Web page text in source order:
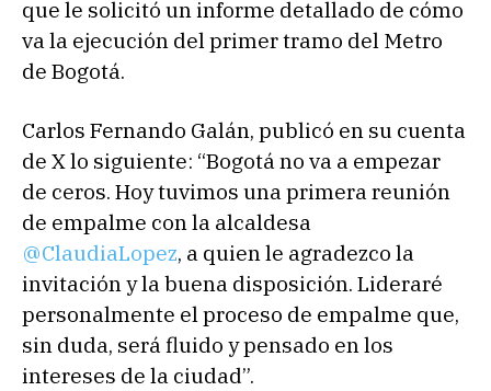
que le solicitó un informe detallado de cómo
va la ejecución del primer tramo del Metro
de Bogotá.
Carlos Fernando Galán, publicó en su cuenta
de X lo siguiente: “Bogotá no va a empezar
de ceros. Hoy tuvimos una primera reunión
de empalme con la alcaldesa
@ClaudiaLopez, a quien le agradezco la
invitación y la buena disposición. Lideraré
personalmente el proceso de empalme que,
sin duda, será fluido y pensado en los
intereses de la ciudad”.